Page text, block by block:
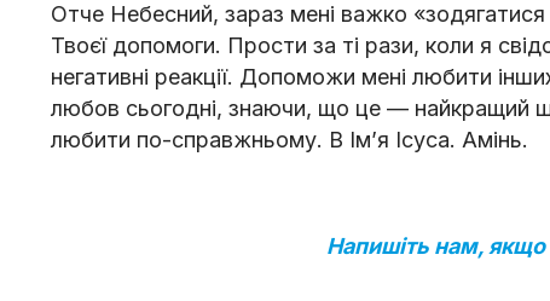
Отче Небесний, зараз мені важко
Твоєї допомоги. Прости за ті рази, коли я
негативні реакції. Допоможи мені любити
любов сьогодні, знаючи, що це — найкращий
любити по-справжньому. В Ім’я Ісуса. Амінь.
Напишіть нам, якщо